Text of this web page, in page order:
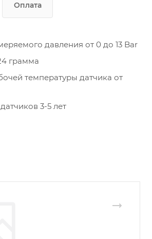
Оплата
давления от 0 до 13 Bar
грамма
температуры датчика от
3-5 лет